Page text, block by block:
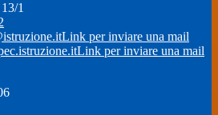
1
Link per inviare una mail
Link per inviare una mail